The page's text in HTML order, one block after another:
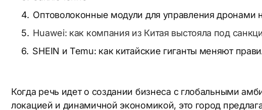
Оптоволоконные модули для управления дронами
Huawei: как компания из Китая выстояла под
SHEIN и Temu: как китайские гиганты меняют
Когда речь идет о создании бизнеса с глобальными
локацией и динамичной экономикой, это город